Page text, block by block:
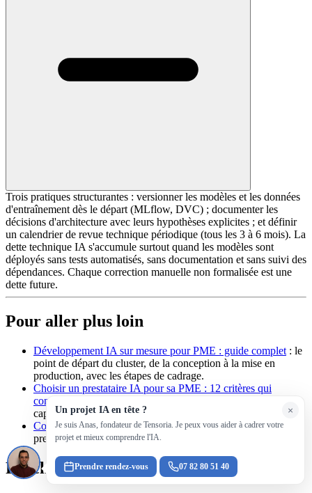
Trois pratiques structurantes : versionner les modèles et les données
d'entraînement dès le départ (MLflow, DVC) ; documenter les
décisions d'architecture avec leurs hypothèses explicites ; et définir
un calendrier de revue technique périodique (tous les 3 à 6 mois). La
dette technique IA s'accumule surtout quand les modèles sont
déployés sans tests automatisés, sans documentation et sans suivi des
dépendances. Chaque correction manuelle non formalisée est une
dette future.
Pour aller plus loin
Développement IA sur mesure pour PME : guide complet : le
point de départ du cluster, de la conception à la mise en
production, avec les étapes de cadrage.
Choisir un prestataire IA pour sa PME : 12 critères qui
comptent vraiment
capacité à assurer la maintenance, pas seulement à livrer.
Coût d'un projet IA en PME: les fourchettes par type de
prestation pour calibrer le budget initial et le MCO associé.
Prochaine étape
×
Un projet IA en tête ?
Je suis Anas, fondateur de Tensoria. Je peux vous aider à cadrer votre
projet et mieux comprendre l'IA.
Prendre rendez-vous 07 82 80 51 40